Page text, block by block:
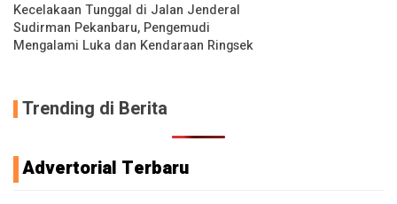
Kecelakaan Tunggal di Jalan Jenderal
Sudirman Pekanbaru, Pengemudi
Mengalami Luka dan Kendaraan Ringsek
Trending di Berita
Advertorial Terbaru